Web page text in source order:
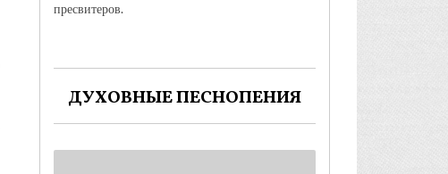
пресвитеров.
ДУХОВНЫЕ ПЕСНОПЕНИЯ